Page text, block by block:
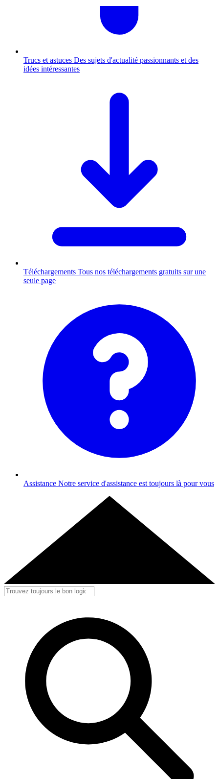
Trucs et astuces Des sujets d'actualité passionnants et des
idées intéressantes
Téléchargements Tous nos téléchargements gratuits sur une
seule page
Assistance Notre service d'assistance est toujours là pour vous